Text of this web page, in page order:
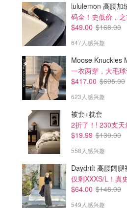
lululemon Align 高腰6寸短裤
lululemon 182人感兴趣
$24.00
仅剩
lululemon
码全！史低价，
$49.00 $168.00
647人感兴趣
一衣两穿，大毛
$417.00 $695.00
623人感兴趣
被套+枕套
2折了！! 230支天
$19.99 $130.00
558人感兴趣
Daydrift 高腰阔腿
仅剩XXXS/L！真
$64.00 $148.00
549人感兴趣